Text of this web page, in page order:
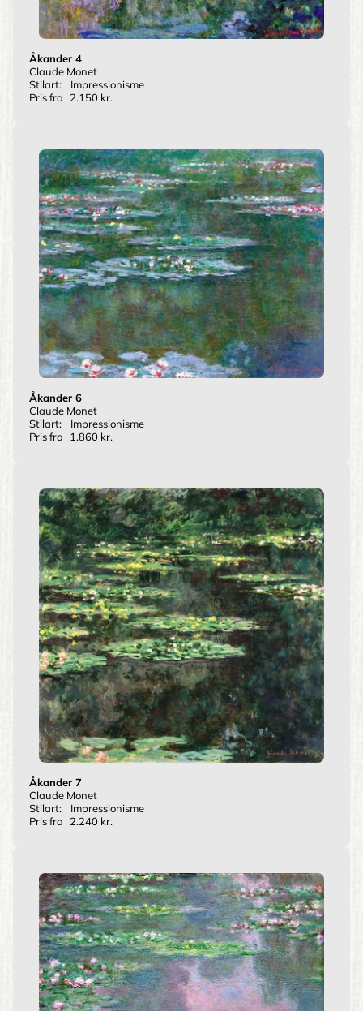
Åkander 4
Claude Monet
Stilart:
Impressionisme
Pris fra
2.150 kr.
Åkander 6
Claude Monet
Stilart:
Impressionisme
Pris fra
1.860 kr.
Åkander 7
Claude Monet
Stilart:
Impressionisme
Pris fra
2.240 kr.